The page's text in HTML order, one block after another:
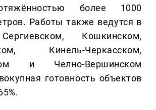
более 1000
Работы также ведутся в
Кошкинском,
Кинель-Черкасском,
и Челно-Вершинском
готовность объектов